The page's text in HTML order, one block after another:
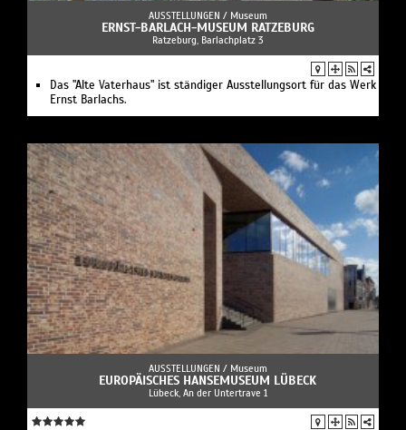
AUSSTELLUNGEN / Museum
ERNST-BARLACH-MUSEUM RATZEBURG
Ratzeburg, Barlachplatz 3
Das "Alte Vaterhaus" ist ständiger Ausstellungsort für das Werk
Ernst Barlachs.
AUSSTELLUNGEN / Museum
EUROPÄISCHES HANSEMUSEUM LÜBECK
Lübeck, An der Untertrave 1